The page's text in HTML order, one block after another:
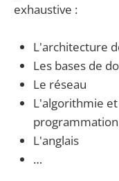
exhaustive :
L'architecture
Les bases de
Le réseau
L'algorithmie
programmation
L'anglais
…